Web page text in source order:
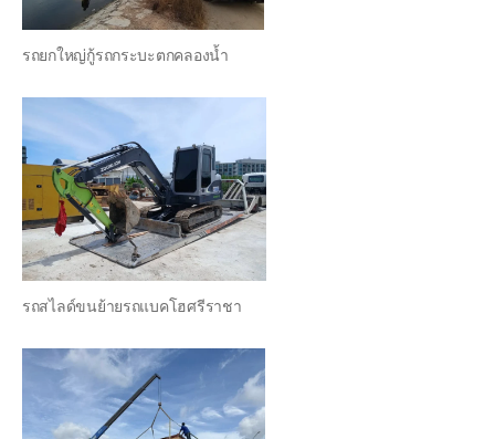
รถยกใหญ่กู้รถกระบะตกคลองน้ำ
รถสไลด์ขนย้ายรถแบคโฮศรีราชา